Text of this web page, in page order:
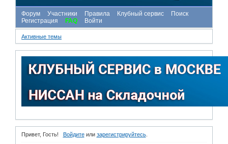
Форум Участники Правила Клубный сервис
Поиск
Регистрация
FAQ Войти
Активные темы
Привет, Гость! Войдитеили зарегистрируйтесь.